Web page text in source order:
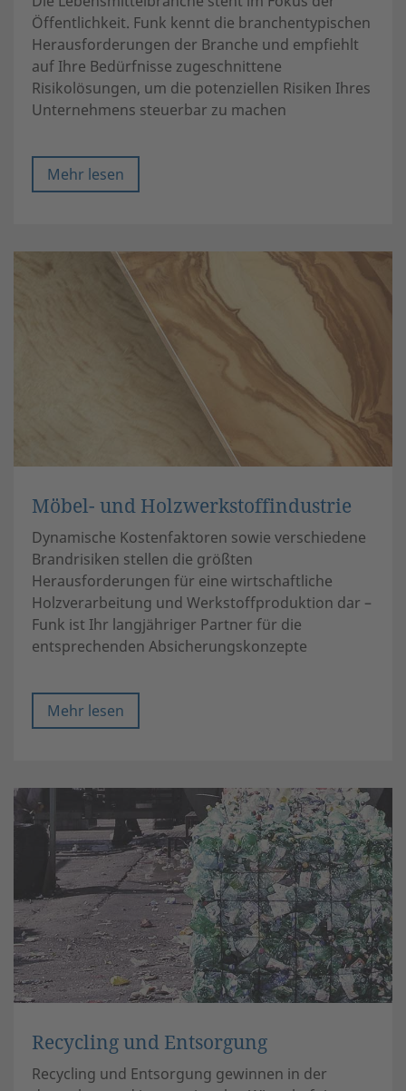
Öffentlichkeit. Funk kennt die branchentypischen
Herausforderungen der Branche und empfiehlt
auf Ihre Bedürfnisse zugeschnittene
Risikolösungen, um die potenziellen Risiken Ihres
Unternehmens steuerbar zu machen
Mehr lesen
Möbel- und Holzwerkstoffindustrie
Dynamische Kostenfaktoren sowie verschiedene
Brandrisiken stellen die größten
Herausforderungen für eine wirtschaftliche
Holzverarbeitung und Werkstoffproduktion dar –
Funk ist Ihr langjähriger Partner für die
entsprechenden Absicherungskonzepte
Mehr lesen
Recycling und Entsorgung
Recycling und Entsorgung gewinnen in der